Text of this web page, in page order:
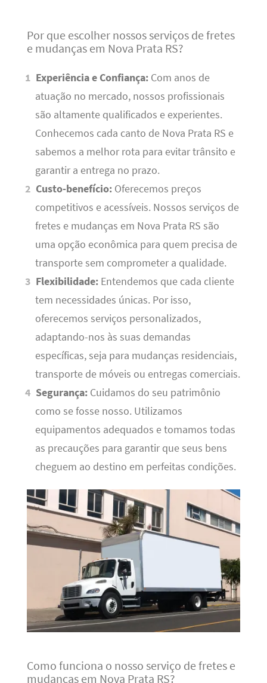
Por que escolher nossos serviços de fretes
e mudanças em Nova Prata RS?
Experiência e Confiança: Com anos de
atuação no mercado, nossos profissionais
são altamente qualificados e experientes.
Conhecemos cada canto de Nova Prata RS e
sabemos a melhor rota para evitar trânsito e
garantir a entrega no prazo.
Custo-benefício: Oferecemos preços
competitivos e acessíveis. Nossos serviços de
fretes e mudanças em Nova Prata RS são
uma opção econômica para quem precisa de
transporte sem comprometer a qualidade.
Flexibilidade: Entendemos que cada cliente
tem necessidades únicas. Por isso,
oferecemos serviços personalizados,
adaptando-nos às suas demandas
específicas, seja para mudanças residenciais,
transporte de móveis ou entregas comerciais.
Segurança: Cuidamos do seu patrimônio
como se fosse nosso. Utilizamos
equipamentos adequados e tomamos todas
as precauções para garantir que seus bens
cheguem ao destino em perfeitas condições.
Como funciona o nosso serviço de fretes e
mudanças em Nova Prata RS?